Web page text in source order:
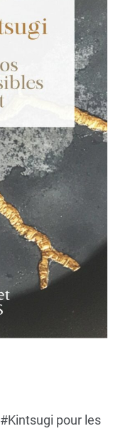
#Kintsugi pour les